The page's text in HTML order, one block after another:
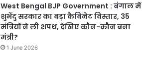
West Bengal BJP Government : बंगाल में
शुभेंदु सरकार का बड़ा कैबिनेट विस्तार, 35
मंत्रियों ने ली शपथ, देखिए कौन-कौन बना
मंत्री?
1 June 2026